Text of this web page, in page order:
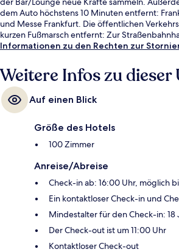
dem Auto höchstens 10 Minuten entfernt:
und Messe Frankfurt. Die öffentlichen
kurzen Fußmarsch entfernt: Zur
Schwedlerstraße sind es 4 Minuten und zur
Informationen zu den Rechten zur
Weitere Infos zu
Auf einen Blick
Größe des Hotels
100 Zimmer
Anreise/Abreise
Check-in ab: 16:00 Uhr, möglich
Ein kontaktloser Check-in und
Mindestalter für den Check-in: 18
Der Check-out ist um 11:00 Uhr
Kontaktloser Check-out